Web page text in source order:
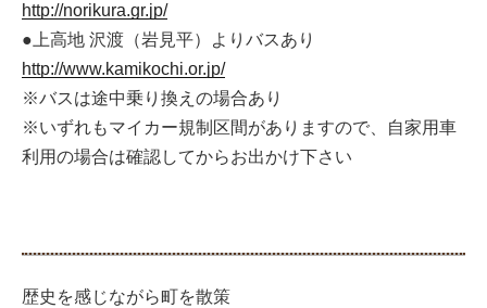
http://norikura.gr.jp/
●上高地 沢渡（岩見平）よりバスあり
http://www.kamikochi.or.jp/
※バスは途中乗り換えの場合あり
※いずれもマイカー規制区間がありますので、自家用車
利用の場合は確認してからお出かけ下さい
歴史を感じながら町を散策